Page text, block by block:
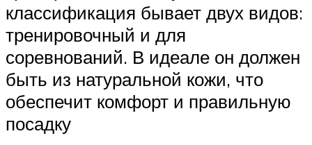
классификация бывает двух видов:
тренировочный и для
соревнований. В идеале он должен
быть из натуральной кожи, что
обеспечит комфорт и правильную
посадку